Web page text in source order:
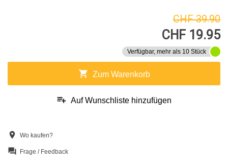
CHF 39.90
CHF 19.95
Verfügbar, mehr als 10 Stück
shopping_cart Zum Warenkorb
playlist_add Auf Wunschliste hinzufügen
location_on Wo kaufen?
question_answer Frage / Feedback